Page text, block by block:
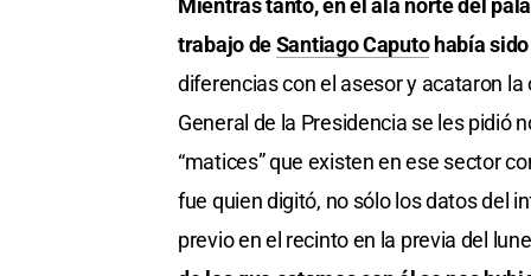
Mientras tanto, en el ala norte del
trabajo deSantiago Caputohabía
diferencias con el asesor y acataron la
General de la Presidencia se les pidió
“matices” que existen en ese sector
fue quien digitó, no sólo los datos del
previo en el recinto en la previa del